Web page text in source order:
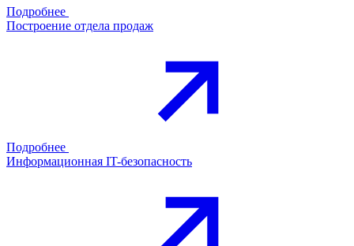
Подробнее
Построение отдела продаж
Подробнее
Информационная IT-безопасность